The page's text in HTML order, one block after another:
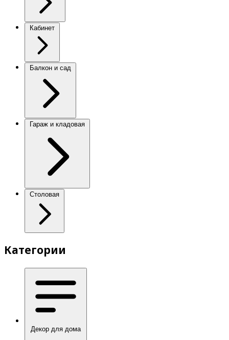
Кабинет
Балкон и сад
Гараж и кладовая
Столовая
Категории
Декор для дома